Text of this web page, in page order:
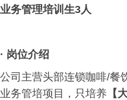
业务管理培训生3人
· 岗位介绍
公司主营头部连锁咖啡/餐
业务管培项目，只培养 【